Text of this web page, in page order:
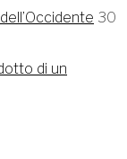
30
di un